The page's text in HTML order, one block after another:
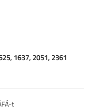
1637, 2051, 2361
t